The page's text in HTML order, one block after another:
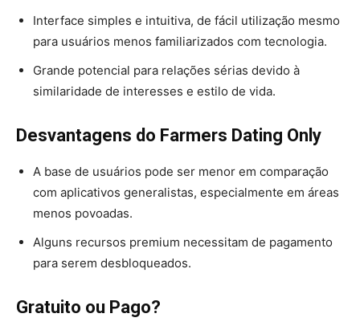
Interface simples e intuitiva, de fácil utilização mesmo
para usuários menos familiarizados com tecnologia.
Grande potencial para relações sérias devido à
similaridade de interesses e estilo de vida.
Desvantagens do Farmers Dating Only
A base de usuários pode ser menor em comparação
com aplicativos generalistas, especialmente em áreas
menos povoadas.
Alguns recursos premium necessitam de pagamento
para serem desbloqueados.
Gratuito ou Pago?